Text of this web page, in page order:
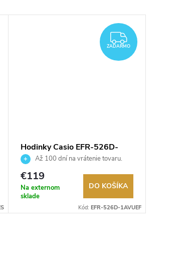
ZADARMO
ZADARMO
Hodinky Casio EFR-526D-
1AVUEFAž 100 dní na vrátenie tovaru.
Autorizovaný predajca.
€119
Na externom
sklade
DO KOŠÍKA
Kód: EFR-526D-1AVUEF